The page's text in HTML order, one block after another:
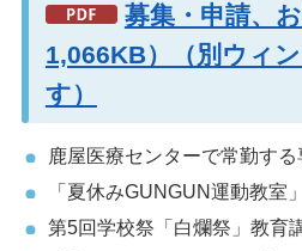
募集・申請、
1,066KB）（別ウィ
す）
鹿屋医療センターで常勤す
「夏休みGUNGUN運動教室
第5回学校祭「白爛祭」教育